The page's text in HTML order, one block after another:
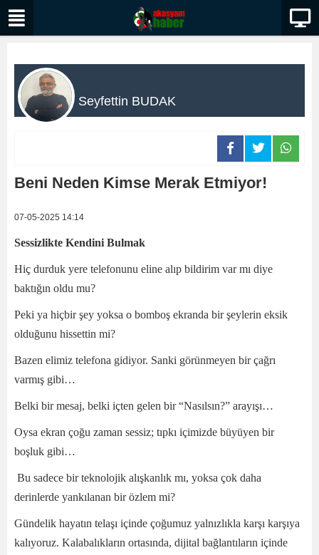
Seyfettin BUDAK
Beni Neden Kimse Merak Etmiyor!
07-05-2025 14:14
Sessizlikte Kendini Bulmak
Hiç durduk yere telefonunu eline alıp bildirim var mı diye
baktığın oldu mu?
Peki ya hiçbir şey yoksa o bomboş ekranda bir şeylerin eksik
olduğunu hissettin mi?
Bazen elimiz telefona gidiyor. Sanki görünmeyen bir çağrı
varmış gibi…
Belki bir mesaj, belki içten gelen bir “Nasılsın?” arayışı…
Oysa ekran çoğu zaman sessiz; tıpkı içimizde büyüyen bir
boşluk gibi…
Bu sadece bir teknolojik alışkanlık mı, yoksa çok daha
derinlerde yankılanan bir özlem mi?
Gündelik hayatın telaşı içinde çoğumuz yalnızlıkla karşı karşıya
kalıyoruz. Kalabalıkların ortasında, dijital bağlantıların içinde